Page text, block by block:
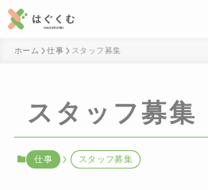
ホーム 仕事 スタッフ募集
スタッフ募集
仕事 スタッフ募集